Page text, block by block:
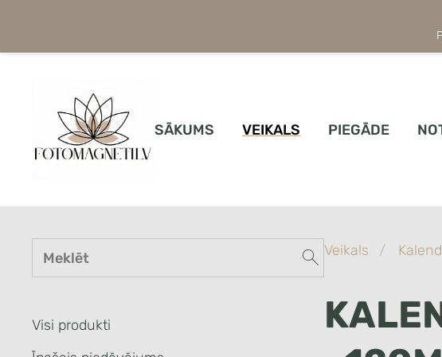
SĀKUMS VEIKALS PIEGĀDE
Visi produkti
Veikals